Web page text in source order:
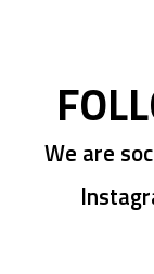
We are